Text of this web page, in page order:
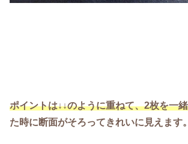
ポイントは↓↓のように重ねて、2枚を一
た時に断面がそろってきれいに見えます。